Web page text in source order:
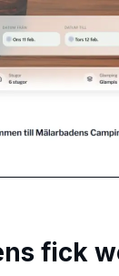
fick